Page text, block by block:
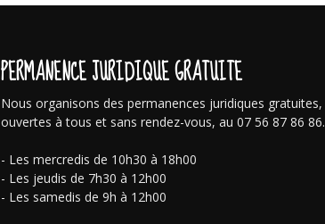
PERMANENCE JURIDIQUE GRATUITE
Nous organisons des permanences juridiques gratuites,
ouvertes à tous et sans rendez-vous, au 07 56 87 86 86.
- Les mercredis de 10h30 à 18h00
- Les jeudis de 7h30 à 12h00
- Les samedis de 9h à 12h00